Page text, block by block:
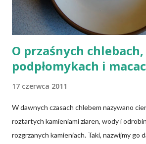
Inni, w tym np. osoby chorujące na cukrzycę,
O przaśnych
podpłomykach i
17 czerwca 2011
W dawnych czasach chlebem nazywano
roztartych kamieniami ziaren, wody i
rozgrzanych kamieniach. Taki, nazwijmy go